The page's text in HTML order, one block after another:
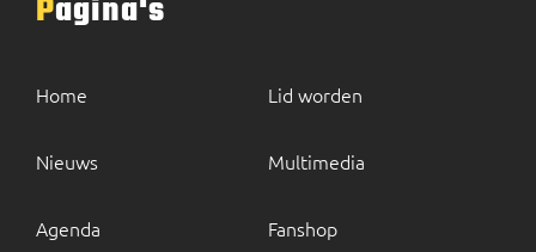
Pagina's
Home
Nieuws
Agenda
Lid worden
Multimedia
Fanshop